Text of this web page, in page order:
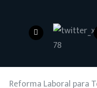
Reforma Laboral para